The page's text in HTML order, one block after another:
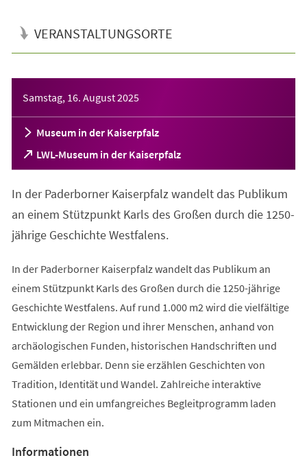
VERANSTALTUNGSORTE
Samstag, 16. August 2025
Museum in der Kaiserpfalz
LWL-Museum in der Kaiserpfalz
(Öffnet
in
neuen
Tab)
In der Paderborner Kaiserpfalz wandelt das Publikum
an einem Stützpunkt Karls des Großen durch die 1250-
jährige Geschichte Westfalens.
In der Paderborner Kaiserpfalz wandelt das Publikum an
einem Stützpunkt Karls des Großen durch die 1250-jährige
Geschichte Westfalens. Auf rund 1.000 m2 wird die vielfältige
Entwicklung der Region und ihrer Menschen, anhand von
archäologischen Funden, historischen Handschriften und
Gemälden erlebbar. Denn sie erzählen Geschichten von
Tradition, Identität und Wandel. Zahlreiche interaktive
Stationen und ein umfangreiches Begleitprogramm laden
zum Mitmachen ein.
Informationen